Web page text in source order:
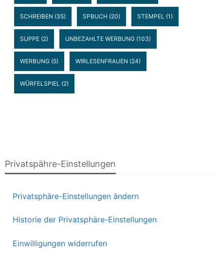
SCHREIBEN (35) SPBUCH (20) STEMPEL (1)
SUPPE(2) UNBEZAHLTE WERBUNG(103)
WERBUNG(5) WIRLESENFRAUEN (24)
WÜRFELSPIEL (2)
Privatspähre-Einstellungen
Privatsphäre-Einstellungen ändern
Historie der Privatsphäre-Einstellungen
Einwilligungen widerrufen